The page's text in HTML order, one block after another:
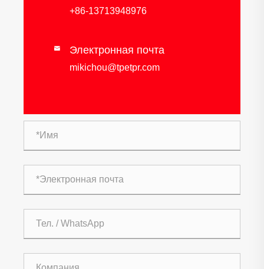
+86-13713948976
 Электронная почта
mikichou@tpetpr.com